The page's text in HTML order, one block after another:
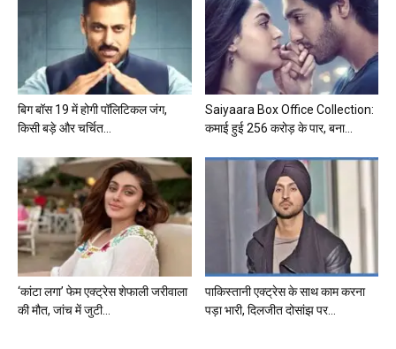
बिग बॉस 19 में होगी पॉलिटिकल जंग,
किसी बड़े और चर्चित...
Saiyaara Box Office Collection:
कमाई हुई 256 करोड़ के पार, बना...
‘कांटा लगा’ फेम एक्ट्रेस शेफाली जरीवाला
की मौत, जांच में जुटी...
पाकिस्तानी एक्ट्रेस के साथ काम करना
पड़ा भारी, दिलजीत दोसांझ पर...